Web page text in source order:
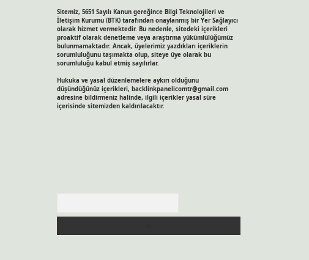
Sitemiz, 5651 Sayılı Kanun gereğince Bilgi Teknolojileri ve
İletişim Kurumu (BTK) tarafından onaylanmış bir Yer Sağlayıcı
olarak hizmet vermektedir. Bu nedenle, sitedeki içerikleri
proaktif olarak denetleme veya araştırma yükümlülüğümüz
bulunmamaktadır. Ancak, üyelerimiz yazdıkları içeriklerin
sorumluluğunu taşımakta olup, siteye üye olarak bu
sorumluluğu kabul etmiş sayılırlar.
Hukuka ve yasal düzenlemelere aykırı olduğunu
düşündüğünüz içerikleri, backlinkpanelicomtr@gmail.com
adresine bildirmeniz halinde, ilgili içerikler yasal süre
içerisinde sitemizden kaldırılacaktır.